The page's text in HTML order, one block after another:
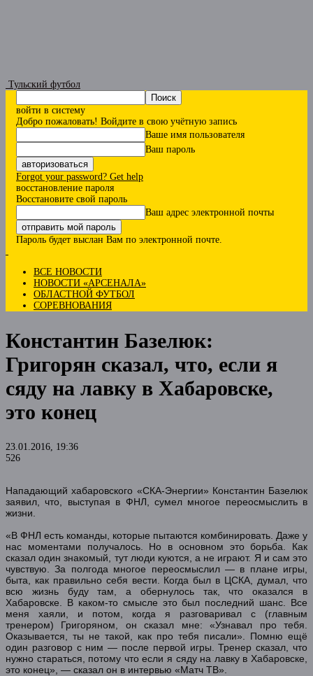
Тульский футбол
войти в систему
Добро пожаловать! Войдите в свою учётную запись
Ваше имя пользователя
Ваш пароль
Forgot your password? Get help
восстановление пароля
Восстановите свой пароль
Ваш адрес электронной почты
Пароль будет выслан Вам по электронной почте.
ВСЕ НОВОСТИ
НОВОСТИ «АРСЕНАЛА»
ОБЛАСТНОЙ ФУТБОЛ
СОРЕВНОВАНИЯ
Константин Базелюк:
Григорян сказал, что, если я
сяду на лавку в Хабаровске,
это конец
23.01.2016, 19:36
526
Нападающий хабаровского «СКА-Энергии» Константин Базелюк
заявил, что, выступая в ФНЛ, сумел многое переосмыслить в
жизни.
«В ФНЛ есть команды, которые пытаются комбинировать. Даже у
нас моментами получалось. Но в основном это борьба. Как
сказал один знакомый, тут люди куются, а не играют. Я и сам это
чувствую. За полгода многое переосмыслил — в плане игры,
быта, как правильно себя вести. Когда был в ЦСКА, думал, что
всю жизнь буду там, а обернулось так, что оказался в
Хабаровске. В каком-то смысле это был последний шанс. Все
меня хаяли, и потом, когда я разговаривал с (главным
тренером) Григоряном, он сказал мне: «Узнавал про тебя.
Оказывается, ты не такой, как про тебя писали». Помню ещё
один разговор с ним — после первой игры. Тренер сказал, что
нужно стараться, потому что если я сяду на лавку в Хабаровске,
это конец», — сказал он в интервью «Матч ТВ».